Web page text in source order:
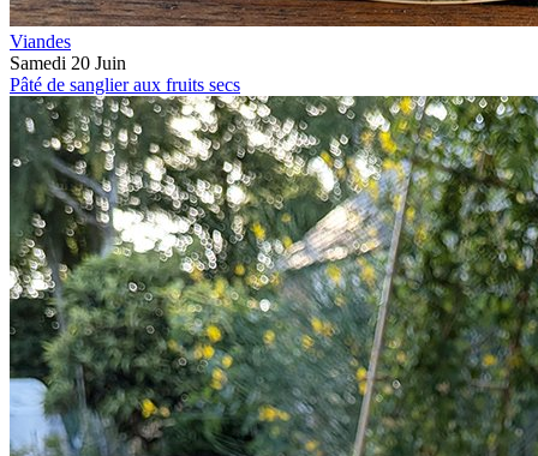
Viandes
Samedi 20 Juin
Pâté de sanglier aux fruits secs